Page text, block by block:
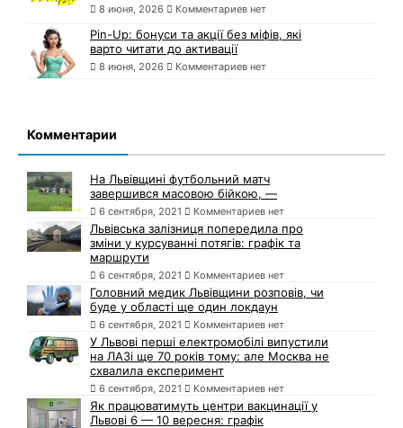
8 июня, 2026 Комментариев нет
Pin-Up: бонуси та акції без міфів, які
варто читати до активації
8 июня, 2026 Комментариев нет
Комментарии
На Львівщині футбольний матч
завершився масовою бійкою, —
6 сентября, 2021 Комментариев нет
Львівська залізниця попередила про
зміни у курсуванні потягів: графік та
маршрути
6 сентября, 2021 Комментариев нет
Головний медик Львівщини розповів, чи
буде у області ще один локдаун
6 сентября, 2021 Комментариев нет
У Львові перші електромобілі випустили
на ЛАЗі ще 70 років тому: але Москва не
схвалила експеримент
6 сентября, 2021 Комментариев нет
Як працюватимуть центри вакцинації у
Львові 6 — 10 вересня: графік